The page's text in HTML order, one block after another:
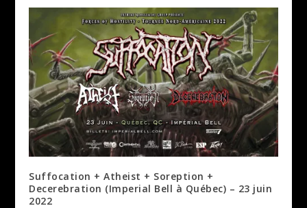
Suffocation + Atheist + Soreption +
Decerebration (Imperial Bell à Québec) – 23 juin
2022